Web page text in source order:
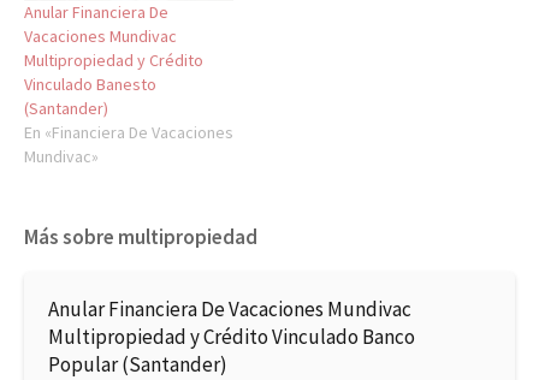
Anular Financiera De
Vacaciones Mundivac
Multipropiedad y Crédito
Vinculado Banesto
(Santander)
En «Financiera De Vacaciones
Mundivac»
Más sobre multipropiedad
Anular Financiera De Vacaciones Mundivac
Multipropiedad y Crédito Vinculado Banco
Popular (Santander)